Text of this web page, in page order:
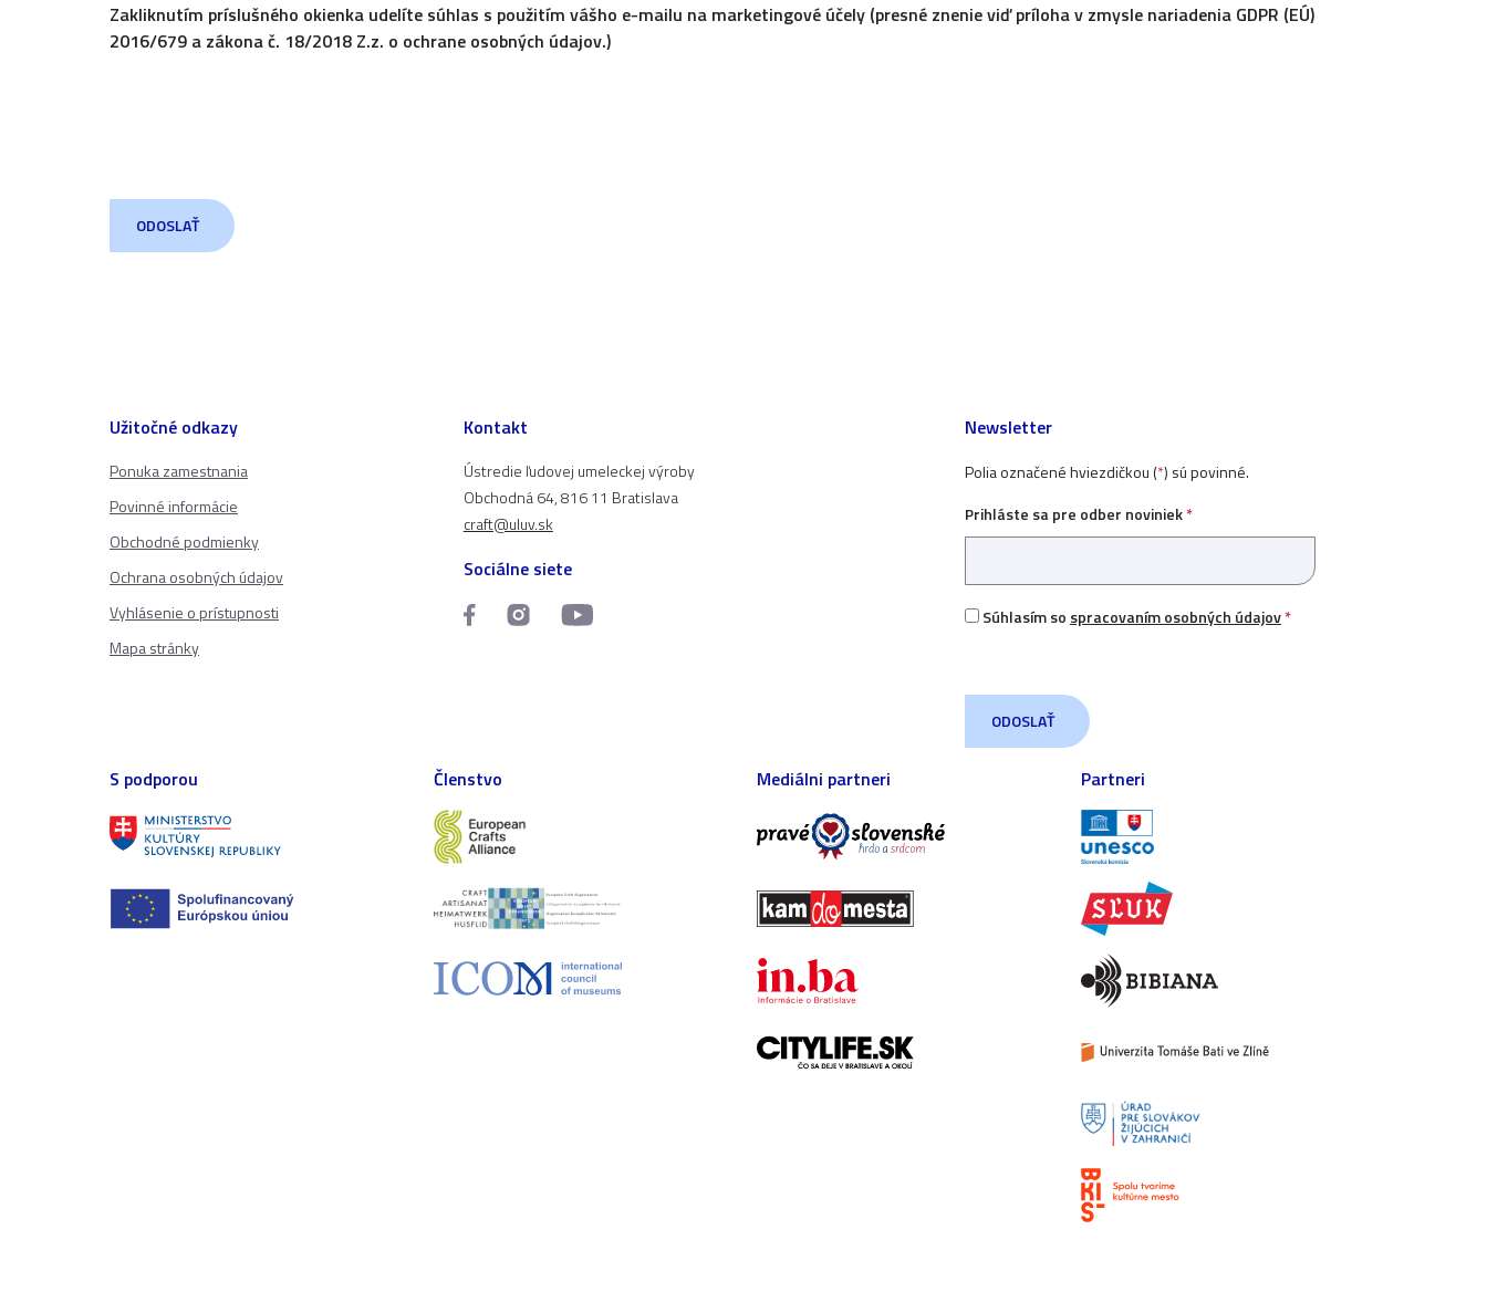
Zakliknutím príslušného okienka udelíte súhlas s použitím vášho e-mailu na marketingové účely (presné znenie viď príloha v zmysle nariadenia GDPR (EÚ)
2016/679 a zákona č. 18/2018 Z.z. o ochrane osobných údajov.)
Užitočné odkazy
Ponuka zamestnania
Povinné informácie
Obchodné podmienky
Ochrana osobných údajov
Vyhlásenie o prístupnosti
Mapa stránky
Kontakt
Ústredie ľudovej umeleckej výroby
Obchodná 64, 816 11 Bratislava
craft@uluv.sk
Sociálne siete
Newsletter
Polia označené hviezdičkou (*) sú povinné.
Prihláste sa pre odber noviniek*
Súhlasím so spracovaním osobných údajov*
S podporou Členstvo Mediálni partneri Partneri